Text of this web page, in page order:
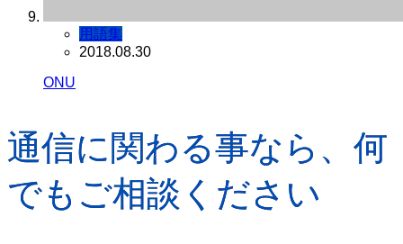
用語集
2018.08.30
ONU
通信に関わる事なら、何
でもご相談ください